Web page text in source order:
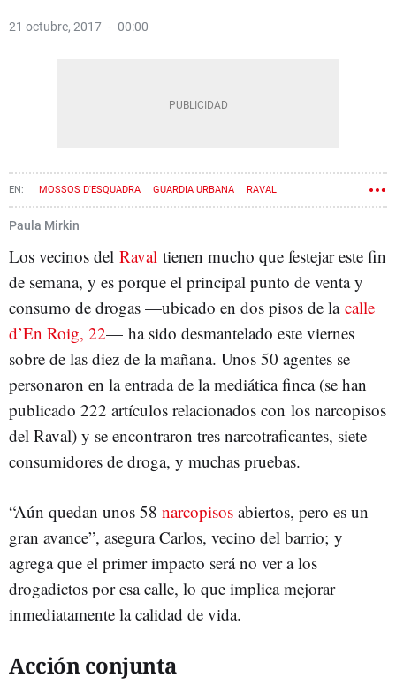
21 octubre, 2017 00:00
MOSSOS D'ESQUADRA GUARDIA URBANA RAVAL
NARCOTRÁFICO
Paula Mirkin
Los vecinos del Raval tienen mucho que festejar este fin
de semana, y es porque el principal punto de venta y
consumo de drogas —ubicado en dos pisos de la calle
d’En Roig, 22— ha sido desmantelado este viernes
sobre de las diez de la mañana. Unos 50 agentes se
personaron en la entrada de la mediática finca (se han
publicado 222 artículos relacionados con los narcopisos
del Raval) y se encontraron tres narcotraficantes, siete
consumidores de droga, y muchas pruebas.
“Aún quedan unos 58 narcopisos abiertos, pero es un
gran avance”, asegura Carlos, vecino del barrio; y
agrega que el primer impacto será no ver a los
drogadictos por esa calle, lo que implica mejorar
inmediatamente la calidad de vida.
Acción conjunta